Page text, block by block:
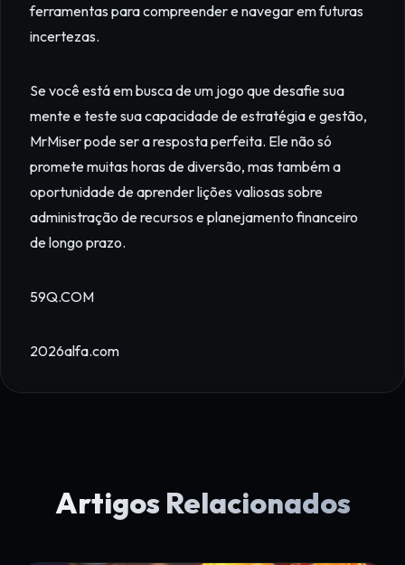
ferramentas para compreender e navegar em futuras
incertezas.
Se você está em busca de um jogo que desafie sua
mente e teste sua capacidade de estratégia e gestão,
MrMiser pode ser a resposta perfeita. Ele não só
promete muitas horas de diversão, mas também a
oportunidade de aprender lições valiosas sobre
administração de recursos e planejamento financeiro
de longo prazo.
59Q.COM
2026alfa.com
Artigos Relacionados